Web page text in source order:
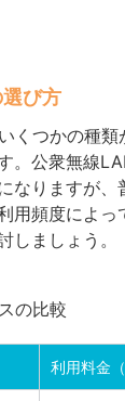
び方
くつかの種
。公衆無線
なりますが
用頻度によ
しましょう。
の比較
利用料金（